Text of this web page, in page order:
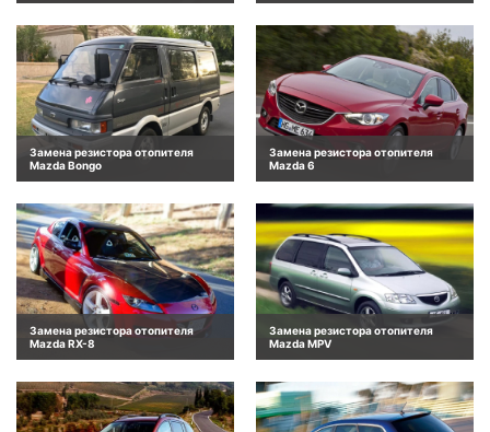
Замена резистора отопителя
Mazda Bongo
Замена резистора отопителя
Mazda 6
Замена резистора отопителя
Mazda RX-8
Замена резистора отопителя
Mazda MPV